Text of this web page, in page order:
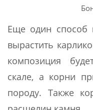
Еще один способ
вырастить
композиция
скале, а корни
породу. Также